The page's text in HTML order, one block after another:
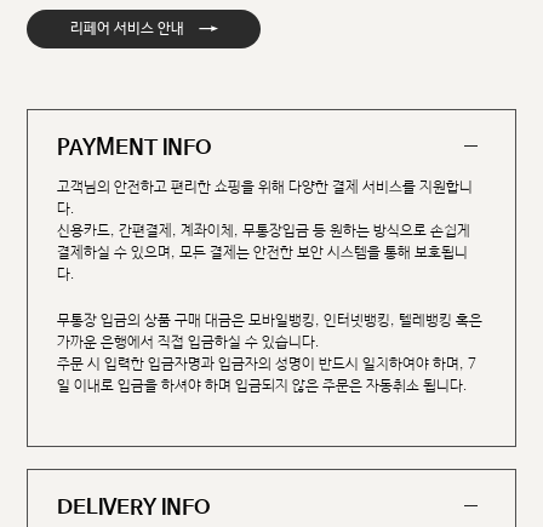
리페어 서비스 안내 →
PAYMENT INFO
고객님의 안전하고 편리한 쇼핑을 위해 다양한 결제 서비스를 지원합니
다.
신용카드, 간편결제, 계좌이체, 무통장입금 등 원하는 방식으로 손쉽게
결제하실 수 있으며, 모든 결제는 안전한 보안 시스템을 통해 보호됩니
다.
무통장 입금의 상품 구매 대금은 모바일뱅킹, 인터넷뱅킹, 텔레뱅킹 혹은
가까운 은행에서 직접 입금하실 수 있습니다.
주문 시 입력한 입금자명과 입금자의 성명이 반드시 일치하여야 하며, 7
일 이내로 입금을 하셔야 하며 입금되지 않은 주문은 자동취소 됩니다.
DELIVERY INFO